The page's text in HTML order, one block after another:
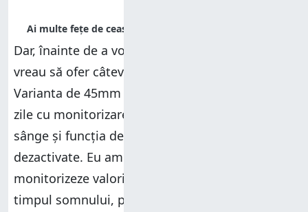
Dar, înainte de a vorbi despre aceste aspecte,
vreau să ofer câteva detalii despre autonomie.
Varianta de 45mm ar trebui să țină până la 12
zile cu monitorizarea nivelului de oxigen din
sânge și funcția de afișaj permanent pornit
dezactivate. Eu am setat Venu 4 să-mi
monitorizeze valorile pentru PulseOX doar în
timpul somnului, pentru o evaluare cât mai